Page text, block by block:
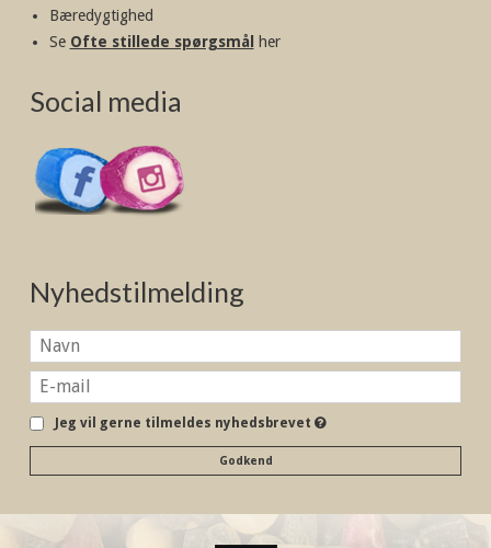
Bæredygtighed
Se Ofte stillede spørgsmål her
Social media
Nyhedstilmelding
Jeg vil gerne tilmeldes nyhedsbrevet
Godkend